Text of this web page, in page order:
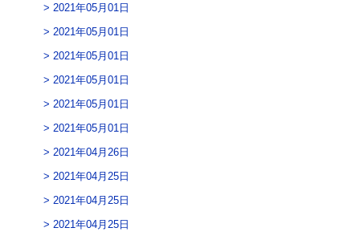
2021年05月01日
2021年05月01日
2021年05月01日
2021年05月01日
2021年05月01日
2021年05月01日
2021年04月26日
2021年04月25日
2021年04月25日
2021年04月25日